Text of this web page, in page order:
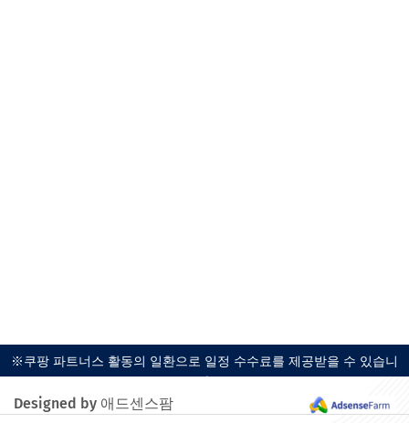
※쿠팡 파트너스 활동의 일환으로 일정 수수료를 제공받을 수 있습니
다.
Designed by 애드센스팜